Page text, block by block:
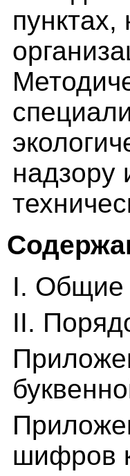
надзору
I. Общие
II.
шифров